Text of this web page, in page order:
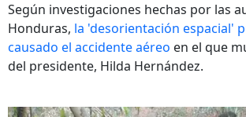
Según investigaciones hechas por las
Honduras, la 'desorientación espacial'
causado el accidente aéreo en el que
del presidente, Hilda Hernández.